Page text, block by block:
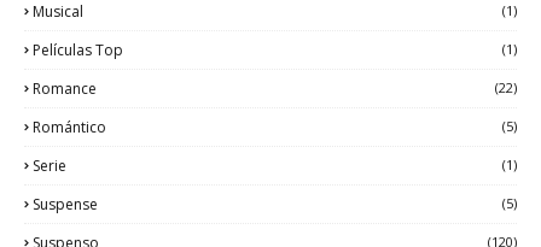
Musical (1)
Películas Top (1)
Romance (22)
Romántico (5)
Serie (1)
Suspense (5)
Suspenso (120)